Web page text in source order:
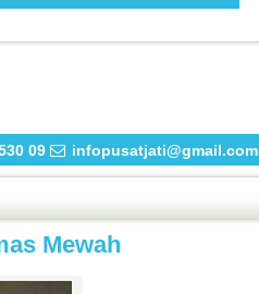
09 infopusatjati@gmail.com
Mewah